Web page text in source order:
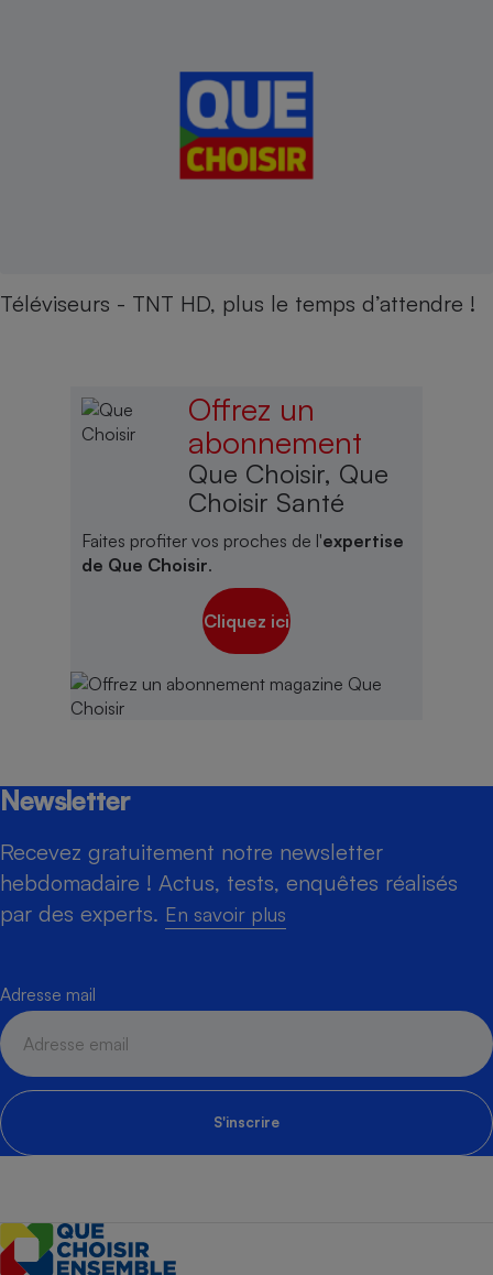
Téléviseurs - TNT HD, plus le temps d’attendre !
Offrez un
abonnement
Que Choisir, Que
Choisir Santé
Faites profiter vos proches de l'expertise
de Que Choisir.
Cliquez ici
Newsletter
Recevez gratuitement notre newsletter
hebdomadaire ! Actus, tests, enquêtes réalisés
par des experts. En savoir plus
Adresse mail
S'inscrire